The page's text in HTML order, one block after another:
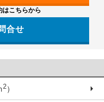
はこちらから
合せ
2）